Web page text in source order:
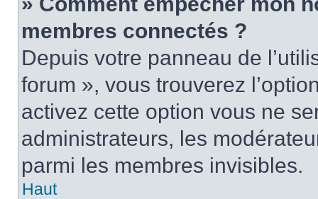
membres connectés ?
Depuis votre panneau de
forum », vous trouverez
activez cette option vous ne
administrateurs, les
parmi les membres invisibles.
Haut